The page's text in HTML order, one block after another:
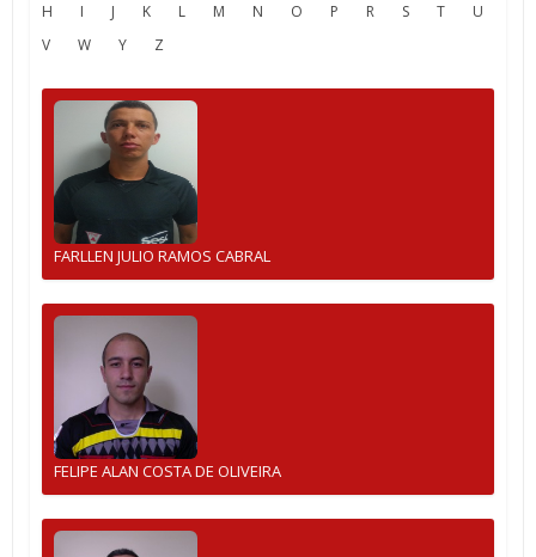
H
I J K L M N O P R S T
U
V
W Y Z
FARLLEN JULIO RAMOS CABRAL
FELIPE ALAN COSTA DE OLIVEIRA